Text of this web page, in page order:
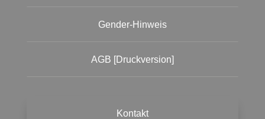
Gender-Hinweis
AGB [Druckversion]
Kontakt